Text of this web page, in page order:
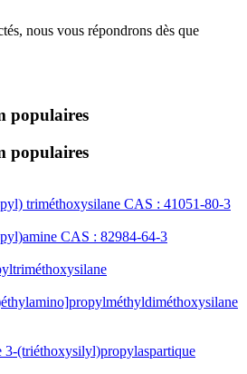
nous vous répondrons dès que
populaires
populaires
triméthoxysilane CAS : 41051-80-3
CAS : 82984-64-3
3-(triéthoxysilyl)propylaspartique